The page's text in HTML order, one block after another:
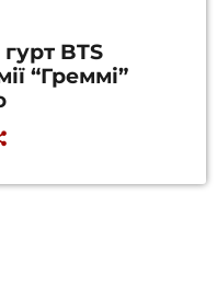
BTS
“Греммі”